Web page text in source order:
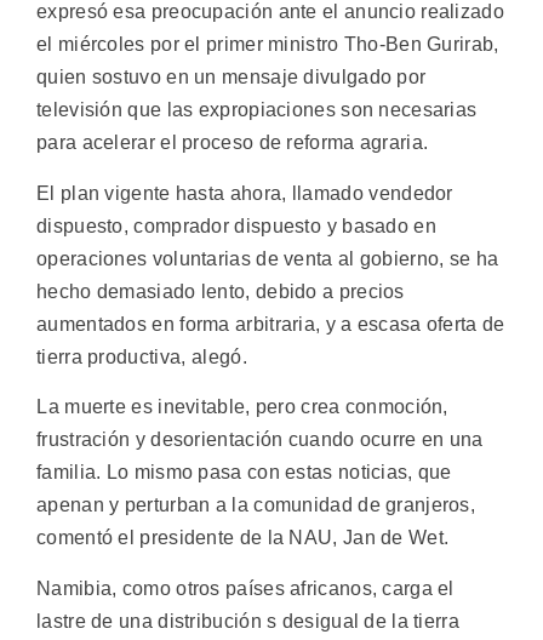
expresó esa preocupación ante el anuncio realizado
el miércoles por el primer ministro Tho-Ben Gurirab,
quien sostuvo en un mensaje divulgado por
televisión que las expropiaciones son necesarias
para acelerar el proceso de reforma agraria.
El plan vigente hasta ahora, llamado vendedor
dispuesto, comprador dispuesto y basado en
operaciones voluntarias de venta al gobierno, se ha
hecho demasiado lento, debido a precios
aumentados en forma arbitraria, y a escasa oferta de
tierra productiva, alegó.
La muerte es inevitable, pero crea conmoción,
frustración y desorientación cuando ocurre en una
familia. Lo mismo pasa con estas noticias, que
apenan y perturban a la comunidad de granjeros,
comentó el presidente de la NAU, Jan de Wet.
Namibia, como otros países africanos, carga el
lastre de una distribución s desigual de la tierra